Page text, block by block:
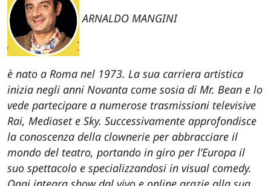
ARNALDO MANGINI
è nato a Roma nel 1973. La sua carriera artistica
inizia negli anni Novanta come sosia di Mr. Bean e lo
vede partecipare a numerose trasmissioni televisive
Rai, Mediaset e Sky. Successivamente approfondisce
la conoscenza della clownerie per abbracciare il
mondo del teatro, portando in giro per l’Europa il
suo spettacolo e specializzandosi in visual comedy.